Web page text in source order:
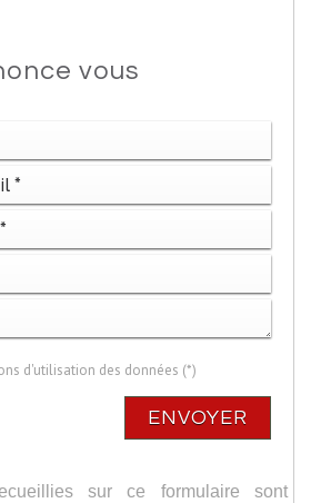
vous
d'utilisation des données (*)
ENVOYER
sur ce formulaire sont